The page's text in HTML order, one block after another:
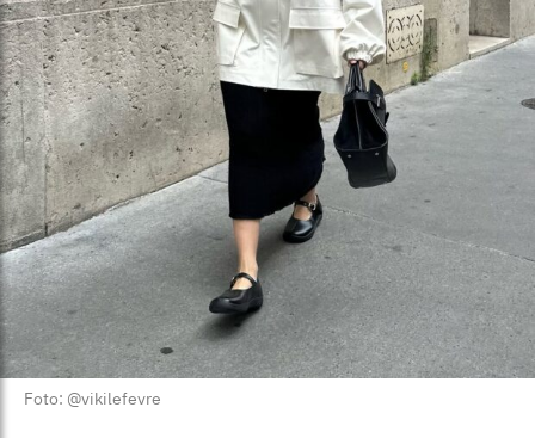
Foto: @vikilefevre